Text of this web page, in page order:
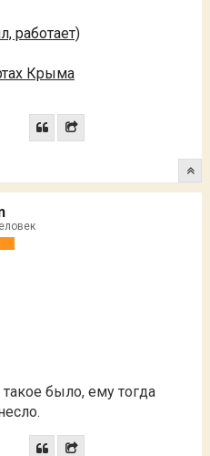
работает)
Крыма
было, ему тогда